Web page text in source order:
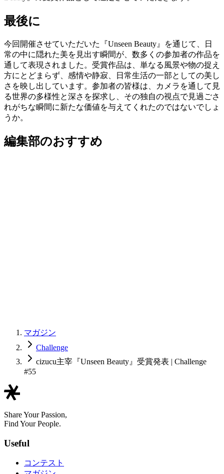
最後に
今回開催させていただいた『Unseen Beauty』を通じて、日
常の中に隠れた美を見出す瞬間が、数多くの参加者の作品を
通して表現されました。受賞作品は、単なる風景や物の捉え
方にとどまらず、感情や静寂、日常生活の一部としての美し
さを映し出しています。参加者の皆様は、カメラを通して見
る世界の多様性と深さを探求し、その独自の視点で見過ごさ
れがちな瞬間に新たな価値を与えてくれたのではないでしょ
うか。
編集部のおすすめ
マガジン
Challenge
cizucu主宰『Unseen Beauty』受賞発表 | Challenge
#55
Share Your Passion,
Find Your People.
Useful
コンテスト